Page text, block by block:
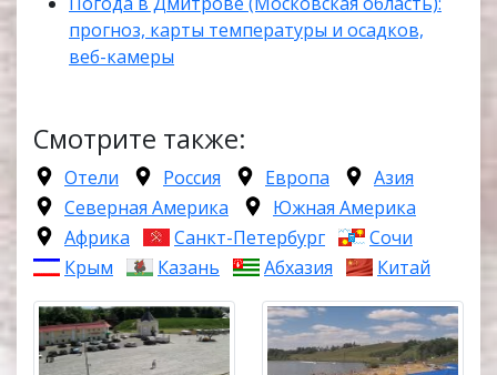
прогноз, карты температуры и осадков,
веб-камеры
Смотрите также:
Отели Россия Европа
Азия
Северная Америка
Южная Америка
Африка
Санкт-Петербург
Сочи
Крым
Казань Абхазия Китай